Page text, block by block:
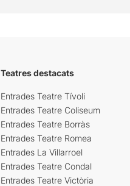
Teatres destacats
Entrades Teatre Tívoli
Entrades Teatre Coliseum
Entrades Teatre Borràs
Entrades Teatre Romea
Entrades La Villarroel
Entrades Teatre Condal
Entrades Teatre Victòria